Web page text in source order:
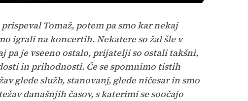
način
Tomaž, potem pa smo kar nekaj
igrali na koncertih. Nekatere so žal šle v
pa je vseeno ostalo, prijatelji so ostali takšni,
in prihodnosti. Če se spomnimo tistih
glede služb, stanovanj, glede ničesar in smo
današnjih časov, s katerimi se soočajo